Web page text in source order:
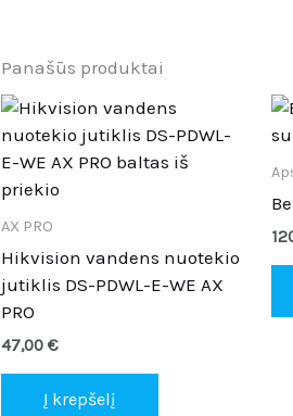
Panašūs produktai
AX PRO
Hikvision vandens nuotekio
jutiklis DS-PDWL-E-WE AX
PRO
47,00€
Į krepšelį